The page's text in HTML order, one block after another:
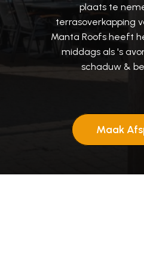
plaats te
terrasoverkapping
Manta Roofs heeft
middags als 's
schaduw &
Maak